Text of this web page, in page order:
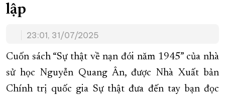
QUY HOẠCH TỈNH KHÁNH HÒA
CHUNG TAY CẢI CÁCH HÀNH CHÍNH
XÂY DỰNG NÔNG THÔN MỚI LỊCH CẮT ĐIỆN
TÀU - XE - MÁY BAY
KỶ NIỆM 370 NĂM XÂY DỰNG VÀ PHÁT TRIỂN TỈNH KHÁNH HÒA
lập
23:01, 31/07/2025
Cuốn sách “Sự thật về nạn đói năm 1945” của nhà
sử học Nguyễn Quang Ân, được Nhà Xuất bản
Chính trị quốc gia Sự thật đưa đến tay bạn đọc